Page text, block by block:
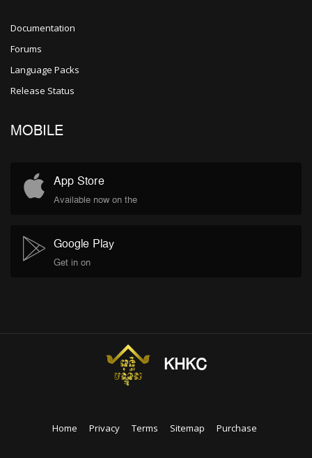
Documentation
Forums
Language Packs
Release Status
MOBILE
App Store
Available now on the
Google Play
Get in on
KHKC
Home Privacy Terms Sitemap Purchase